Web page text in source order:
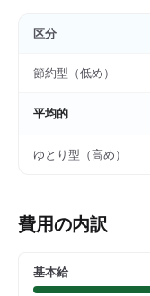
区分
節約型（低め）
平均的
ゆとり型（高め）
費用の内訳
基本給